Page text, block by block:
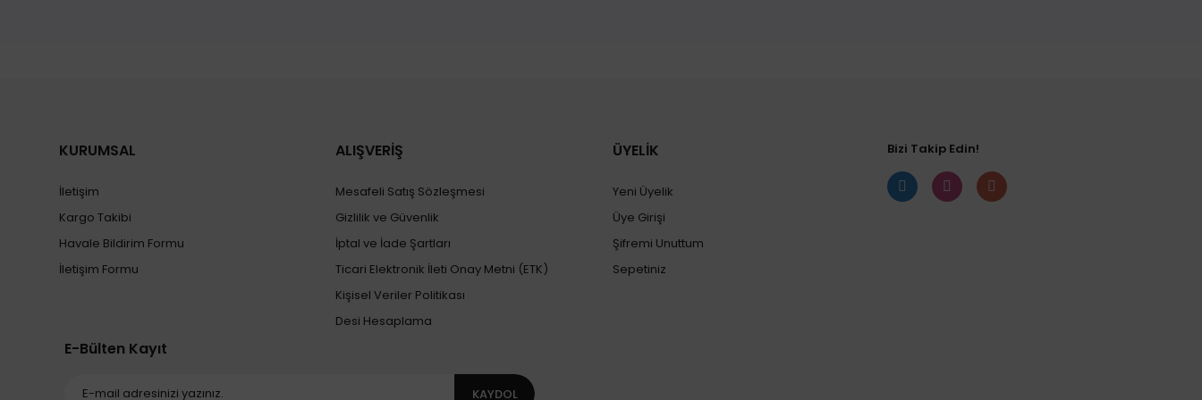
KURUMSAL
İletişim
Kargo Takibi
Havale Bildirim Formu
İletişim Formu
ALIŞVERİŞ
Mesafeli Satış Sözleşmesi
Gizlilik ve Güvenlik
İptal ve İade Şartları
Ticari Elektronik İleti Onay Metni (ETK)
Kişisel Veriler Politikası
Desi Hesaplama
ÜYELİK
Yeni Üyelik
Üye Girişi
Şifremi Unuttum
Sepetiniz
Bizi Takip Edin!
E-Bülten Kayıt
KAYDOL